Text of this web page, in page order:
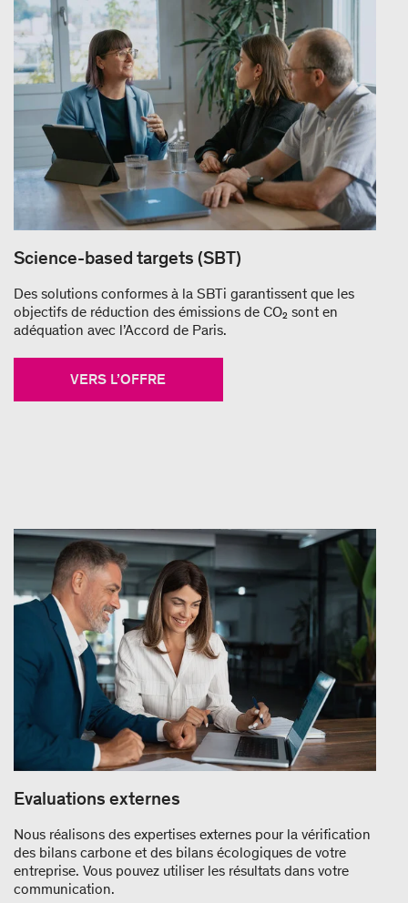
Science-based targets (SBT)
Des solutions conformes à la SBTi garantissent que les
objectifs de réduction des émissions de CO₂ sont en
adéquation avec l’Accord de Paris.
VERS L’OFFRE
Evaluations externes
Nous réalisons des expertises externes pour la vérification
des bilans carbone et des bilans écologiques de votre
entreprise. Vous pouvez utiliser les résultats dans votre
communication.